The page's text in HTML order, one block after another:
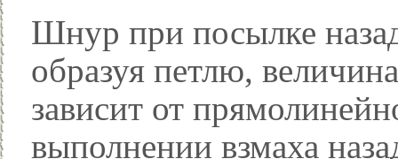
Шнур при посылке
образуя петлю,
зависит от
выполнении взмаха